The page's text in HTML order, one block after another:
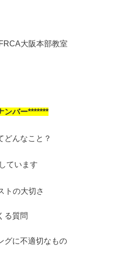
大阪本部教室
ンバー*******
どんなこと？
ています
トの大切さ
る質問
グに不適切なもの